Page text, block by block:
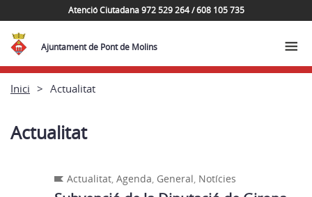
Atenció Ciutadana 972 529 264 / 608 105 735
Ajuntament de Pont de Molins
Inici Actualitat
Actualitat
Actualitat,Agenda, General, Notícies